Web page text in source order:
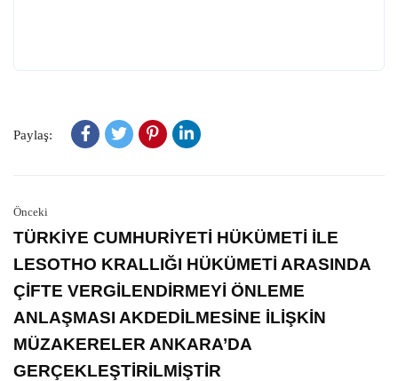
Paylaş:
Önceki
TÜRKİYE CUMHURİYETİ HÜKÜMETİ İLE
LESOTHO KRALLIĞI HÜKÜMETİ ARASINDA
ÇİFTE VERGİLENDİRMEYİ ÖNLEME
ANLAŞMASI AKDEDİLMESİNE İLİŞKİN
MÜZAKERELER ANKARA’DA
GERÇEKLEŞTİRİLMİŞTİR